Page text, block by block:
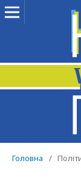
Головна /